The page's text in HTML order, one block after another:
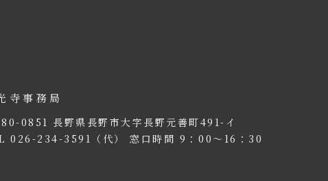
寺事務局
0851 長野県長野市大字長野元善町491-イ
026-234-3591（代）窓口時間 9：00～16：30